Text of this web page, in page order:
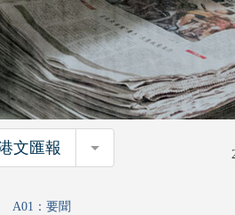
文匯報 香港文匯報
A01：要聞